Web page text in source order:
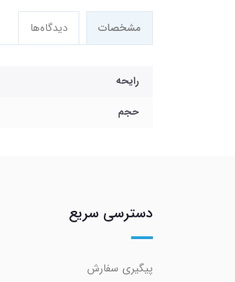
مشخصات دیدگاه‌ها
رایحه
حجم
دسترسی سریع
پیگیری سفارش